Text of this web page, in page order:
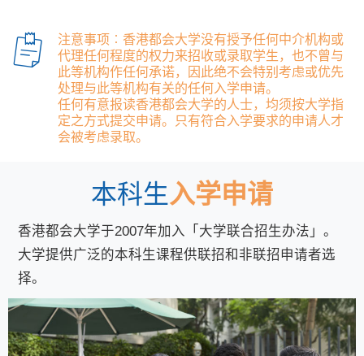
注意事项︰香港都会大学没有授予任何中介机构或
代理任何程度的权力来招收或录取学生，也不曾与
此等机构作任何承诺，因此绝不会特别考虑或优先
处理与此等机构有关的任何入学申请。
任何有意报读香港都会大学的人士，均须按大学指
定之方式提交申请。只有符合入学要求的申请人才
会被考虑录取。
本科生入学申请
香港都会大学于2007年加入「大学联合招生办法」。
大学提供广泛的本科生课程供联招和非联招申请者选
择。